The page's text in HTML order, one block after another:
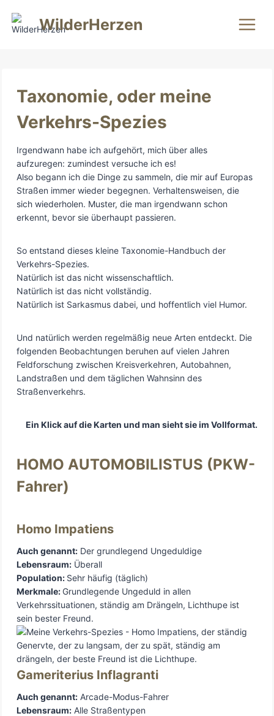
Inhalt
springen WilderHerzen
Taxonomie, oder meine
Verkehrs-Spezies
Irgendwann habe ich aufgehört, mich über alles
aufzuregen: zumindest versuche ich es!
Also begann ich die Dinge zu sammeln, die mir auf Europas
Straßen immer wieder begegnen. Verhaltensweisen, die
sich wiederholen. Muster, die man irgendwann schon
erkennt, bevor sie überhaupt passieren.
So entstand dieses kleine Taxonomie-Handbuch der
Verkehrs-Spezies.
Natürlich ist das nicht wissenschaftlich.
Natürlich ist das nicht vollständig.
Natürlich ist Sarkasmus dabei, und hoffentlich viel Humor.
Und natürlich werden regelmäßig neue Arten entdeckt. Die
folgenden Beobachtungen beruhen auf vielen Jahren
Feldforschung zwischen Kreisverkehren, Autobahnen,
Landstraßen und dem täglichen Wahnsinn des
Straßenverkehrs.
Ein Klick auf die Karten und man sieht sie im Vollformat.
HOMO AUTOMOBILISTUS (PKW-
Fahrer)
Homo Impatiens
Auch genannt: Der grundlegend Ungeduldige
Lebensraum: Überall
Population: Sehr häufig (täglich)
Merkmale: Grundlegende Ungeduld in allen
Verkehrssituationen, ständig am Drängeln, Lichthupe ist
sein bester Freund.
Gameriterius Inflagranti
Auch genannt: Arcade-Modus-Fahrer
Lebensraum: Alle Straßentypen